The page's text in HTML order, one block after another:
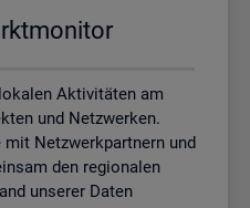
Aktivitäten am
und Netzwerken.
Netzwerkpartnern und
den regionalen
unserer Daten